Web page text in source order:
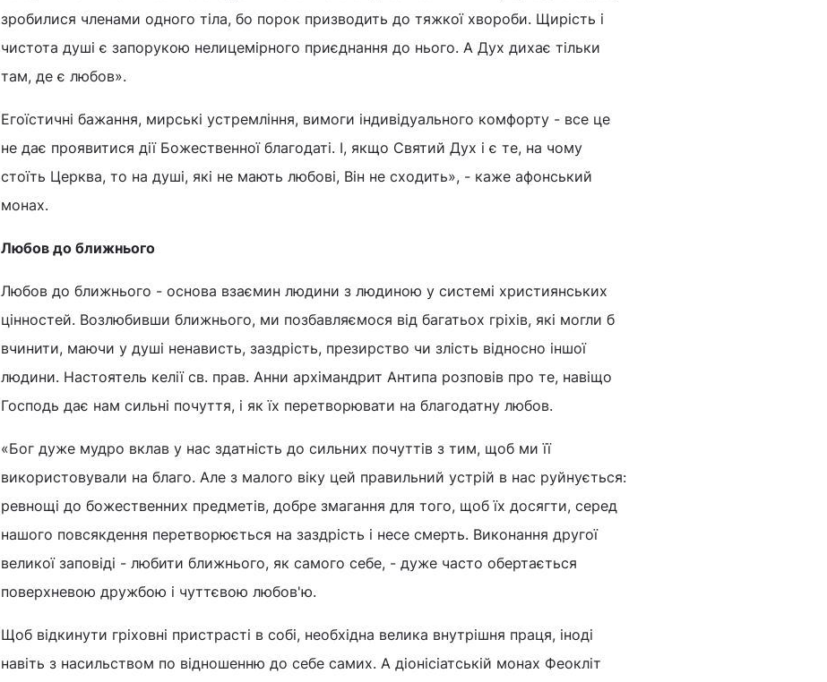
зробилися членами одного тіла, бо порок призводить до тяжкої хвороби. Щирість і
чистота душі є запорукою нелицемірного приєднання до нього. А Дух дихає тільки
там, де є любов».
Егоїстичні бажання, мирські устремління, вимоги індивідуального комфорту - все це
не дає проявитися дії Божественної благодаті. І, якщо Святий Дух і є те, на чому
стоїть Церква, то на душі, які не мають любові, Він не сходить», - каже афонський
монах.
Любов до ближнього
Любов до ближнього - основа взаємин людини з людиною у системі християнських
цінностей. Возлюбивши ближнього, ми позбавляємося від багатьох гріхів, які могли б
вчинити, маючи у душі ненависть, заздрість, презирство чи злість відносно іншої
людини. Настоятель келії св. прав. Анни архімандрит Антипа розповів про те, навіщо
Господь дає нам сильні почуття, і як їх перетворювати на благодатну любов.
«Бог дуже мудро вклав у нас здатність до сильних почуттів з тим, щоб ми її
використовували на благо. Але з малого віку цей правильний устрій в нас руйнується:
ревнощі до божественних предметів, добре змагання для того, щоб їх досягти, серед
нашого повсякдення перетворюється на заздрість і несе смерть. Виконання другої
великої заповіді - любити ближнього, як самого себе, - дуже часто обертається
поверхневою дружбою і чуттєвою любов'ю.
Щоб відкинути гріховні пристрасті в собі, необхідна велика внутрішня праця, іноді
навіть з насильством по відношенню до себе самих. А діонісіатській монах Феокліт